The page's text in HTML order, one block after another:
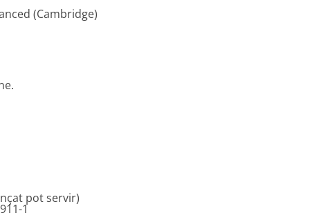
(Cambridge)
pot servir)
1